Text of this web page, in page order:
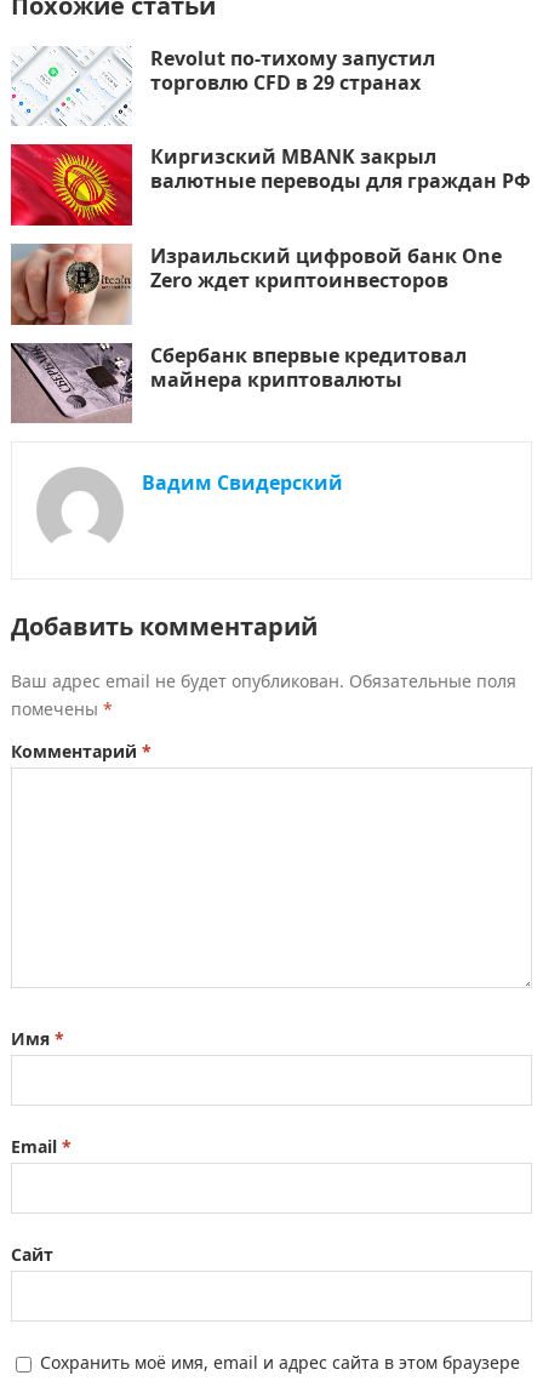
Revolut по-тихому запустил
торговлю CFD в 29 странах
Киргизский MBANK закрыл
валютные переводы для граждан РФ
Израильский цифровой банк One
Zero ждет криптоинвесторов
Сбербанк впервые кредитовал
майнера криптовалюты
Вадим Свидерский
Добавить комментарий
Ваш адрес email не будет опубликован. Обязательные поля
помечены *
Комментарий *
Имя *
Email *
Сайт
Сохранить моё имя, email и адрес сайта в этом браузере